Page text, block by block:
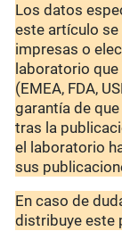
Los datos
este artículo
impresas o
laboratorio
(EMEA, FDA,
garantía de
tras la
el laboratorio
sus
En caso de
distribuye este